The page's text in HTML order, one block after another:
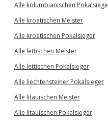
Alle kolumbianischen
Alle kroatischen Meister
Alle kroatischen Pokalsieger
Alle lettischen Meister
Alle lettischen Pokalsieger
Alle liechtensteiner Pokalsieger
Alle litauischen Meister
Alle litauischen Pokalsieger